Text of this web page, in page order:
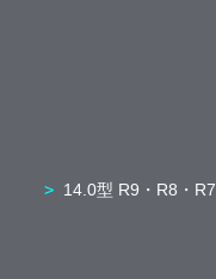
14.0型 R9・R8・R7